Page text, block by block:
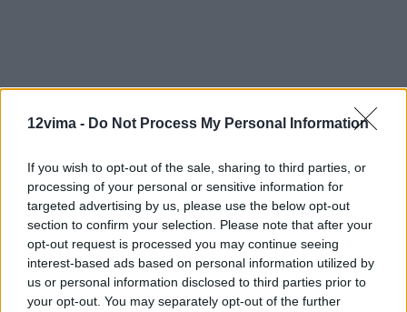
12vima - Do Not Process My Personal Information
If you wish to opt-out of the sale, sharing to third parties, or
processing of your personal or sensitive information for
targeted advertising by us, please use the below opt-out
section to confirm your selection. Please note that after your
opt-out request is processed you may continue seeing
interest-based ads based on personal information utilized by
us or personal information disclosed to third parties prior to
your opt-out. You may separately opt-out of the further